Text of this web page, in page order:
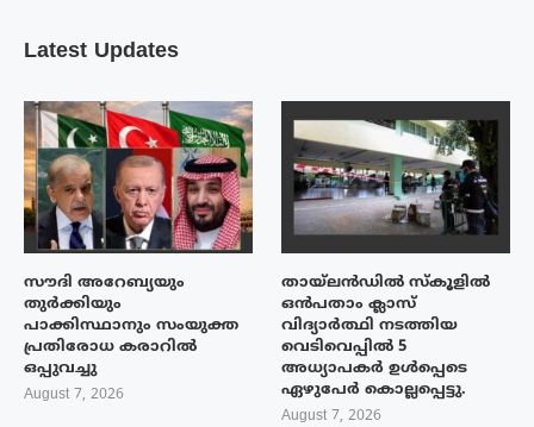
Latest Updates
സൗദി അറേബ്യയും
തുർക്കിയും
പാക്കിസ്ഥാനും സംയുക്ത
പ്രതിരോധ കരാറിൽ
ഒപ്പുവച്ചു
August 7, 2026
തായ്‌ലൻഡിൽ സ്കൂളിൽ
ഒൻപതാം ക്ലാസ്
വിദ്യാർത്ഥി നടത്തിയ
വെടിവെപ്പിൽ 5
അധ്യാപകർ ഉൾപ്പെടെ
ഏഴുപേർ കൊല്ലപ്പെട്ടു.
August 7, 2026